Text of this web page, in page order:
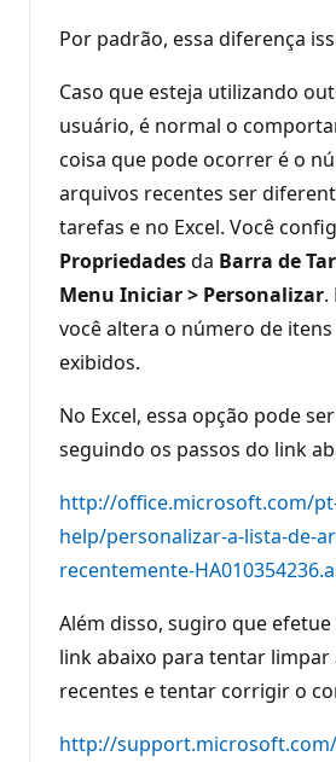
Por padrão, essa diferença
Caso que esteja utilizando
usuário, é normal o
coisa que pode ocorrer é o
arquivos recentes ser
tarefas e no Excel. Você
Propriedadesda Barra de
Menu Iniciar > Personalizar.
você altera o número de
exibidos.
No Excel, essa opção pode
seguindo os passos do link
http://office.microsoft.com/
help/personalizar-a-lista-de-
recentemente-
Além disso, sugiro que efetue
link abaixo para tentar limpar
recentes e tentar corrigir o
http://